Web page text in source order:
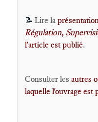
📝 Lire la
Régulation,
l'article est publié.
Consulter les autres
laquelle l'ouvrage est